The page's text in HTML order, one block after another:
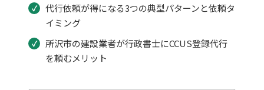
代行依頼が得になる3つの典型パターンと依頼タ
イミング
所沢市の建設業者が行政書士にCCUS登録代行
を頼むメリット